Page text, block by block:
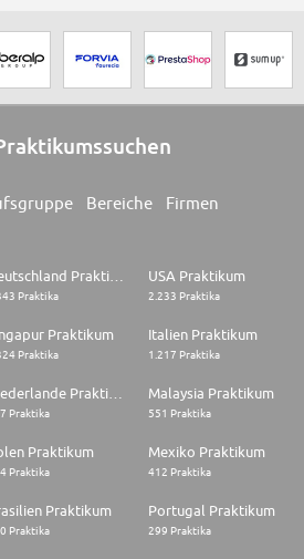
Bereiche Firmen
Praktika
USA Praktikum
2.233 Praktika
Praktikum
Praktika
Italien Praktikum
1.217 Praktika
Praktika
Malaysia Praktikum
551 Praktika
Praktikum
Praktika
Mexiko Praktikum
412 Praktika
Praktikum
Praktika
Portugal Praktikum
299 Praktika